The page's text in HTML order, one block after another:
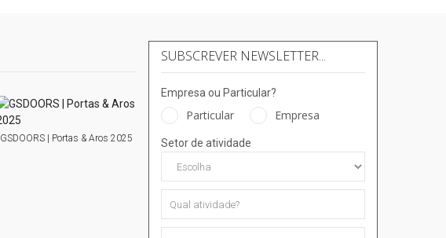
GSDOORS | Portas & Aros 2025
SUBSCREVER NEWSLETTER...
Empresa ou Particular?
Particular Empresa
Setor de atividade